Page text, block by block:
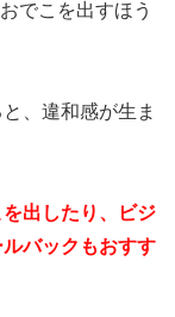
でこを出すほう
、違和感が生ま
出したり、ビジ
バックもおすす